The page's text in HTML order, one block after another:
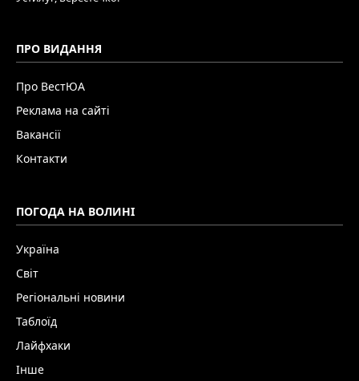
ПРО ВИДАННЯ
Про ВестЮА
Реклама на сайті
Вакансії
Контакти
ПОГОДА НА ВОЛИНІ
Україна
Світ
Регіональні новини
Таблоїд
Лайфхаки
Інше